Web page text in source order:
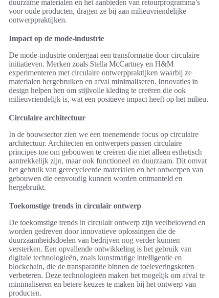
duurzame materialen en het aanbieden van retourprogramma’s
voor oude producten, dragen ze bij aan milieuvriendelijke
ontwerppraktijken.
Impact op de mode-industrie
De mode-industrie ondergaat een transformatie door circulaire
initiatieven. Merken zoals Stella McCartney en H&M
experimenteren met circulaire ontwerppraktijken waarbij ze
materialen hergebruiken en afval minimaliseren. Innovaties in
design helpen hen om stijlvolle kleding te creëren die ook
milieuvriendelijk is, wat een positieve impact heeft op het milieu.
Circulaire architectuur
In de bouwsector zien we een toenemende focus op circulaire
architectuur. Architecten en ontwerpers passen circulaire
principes toe om gebouwen te creëren die niet alleen esthetisch
aantrekkelijk zijn, maar ook functioneel en duurzaam. Dit omvat
het gebruik van gerecycleerde materialen en het ontwerpen van
gebouwen die eenvoudig kunnen worden ontmanteld en
hergebruikt.
Toekomstige trends in circulair ontwerp
De toekomstige trends in circulair ontwerp zijn veelbelovend en
worden gedreven door innovatieve oplossingen die de
duurzaamheidsdoelen van bedrijven nog verder kunnen
versterken. Een opvallende ontwikkeling is het gebruik van
digitale technologieën, zoals kunstmatige intelligentie en
blockchain, die de transparantie binnen de toeleveringsketen
verbeteren. Deze technologieën maken het mogelijk om afval te
minimaliseren en betere keuzes te maken bij het ontwerp van
producten.